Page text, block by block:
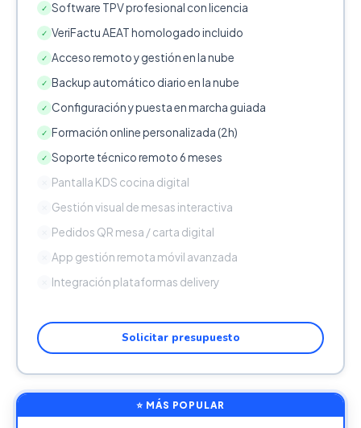
✓ Software TPV profesional con licencia
✓ VeriFactu AEAT homologado incluido
✓ Acceso remoto y gestión en la nube
✓ Backup automático diario en la nube
✓ Configuración y puesta en marcha guiada
✓ Formación online personalizada (2h)
✓ Soporte técnico remoto 6 meses
Pantalla KDS cocina digital
Gestión visual de mesas interactiva
Pedidos QR mesa / carta digital
App gestión remota móvil avanzada
Integración plataformas delivery
Solicitar presupuesto
⭐ MÁS POPULAR